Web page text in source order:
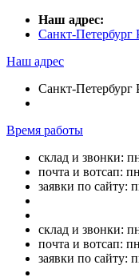
Наш адрес:
Санкт-Петербург
Наш адрес
Санкт-Петербург
Время работы
склад и звонки:
почта и вотсап:
заявки по сайту:
склад и звонки:
почта и вотсап:
заявки по сайту: